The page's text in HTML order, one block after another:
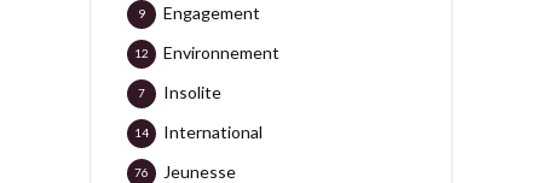
Engagement
9
Environnement
12
Insolite
7
International
14
Jeunesse
76